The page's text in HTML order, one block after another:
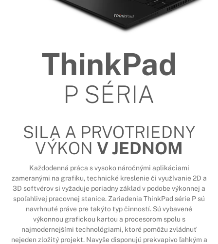
ThinkPad
P SÉRIA
SILA A PRVOTRIEDNY
VÝKON V JEDNOM
Každodenná práca s vysoko náročnými aplikáciami
zameranými na grafiku, technické kreslenie či využívanie 2D a
3D softvérov si vyžaduje poriadny základ v podobe výkonnej a
spoľahlivej pracovnej stanice. Zariadenia ThinkPad série P sú
navrhnuté práve pre takýto typ činností. Sú vybavené
výkonnou grafickou kartou a procesorom spolu s
najmodernejšími technológiami, ktoré pomôžu zvládnuť
nejeden zložitý projekt. Navyše disponujú prekvapivo ľahkým a